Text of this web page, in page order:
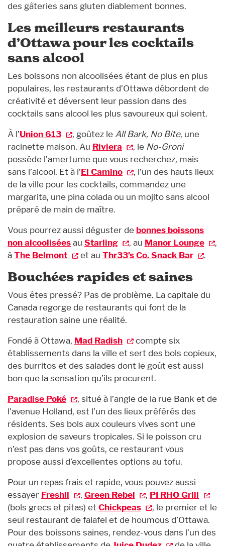
des gâteries sans gluten diablement bonnes.
Les meilleurs restaurants
d’Ottawa pour les cocktails
sans alcool
Les boissons non alcoolisées étant de plus en plus
populaires, les restaurants d’Ottawa débordent de
créativité et déversent leur passion dans des
cocktails sans alcool les plus savoureux qui soient.
À l’Union 613 , goûtez le All Bark, No Bite, une
racinette maison. Au Riviera , le No-Groni
possède l’amertume que vous recherchez, mais
sans l’alcool. Et à l’El Camino
, l’un des hauts lieux
de la ville pour les cocktails, commandez une
margarita, une pina colada ou un mojito sans alcool
préparé de main de maître.
Vous pourrez aussi déguster de bonnes boissons
non alcooliséesau Starling , au Manor Lounge
,
àThe Belmont et au Thr33’s Co. Snack Bar .
Bouchées rapides et saines
Vous êtes pressé? Pas de problème. La capitale du
Canada regorge de restaurants qui font de la
restauration saine une réalité.
Fondé à Ottawa, Mad Radish
compte six
établissements dans la ville et sert des bols copieux,
des burritos et des salades dont le goût est aussi
bon que la sensation qu’ils procurent.
Paradise Poké
, situé à l’angle de la rue Bank et de
l’avenue Holland, est l’un des lieux préférés des
résidents. Ses bols aux couleurs vives sont une
explosion de saveurs tropicales. Si le poisson cru
n’est pas dans vos goûts, ce restaurant vous
propose aussi d’excellentes options au tofu.
Pour un repas frais et rapide, vous pouvez aussi
essayer Freshii , Green Rebel , PI RHO Grill
(bols grecs et pitas) et Chickpeas
, le premier et le
seul restaurant de falafel et de houmous d’Ottawa.
Pour des boissons saines, rendez-vous dans l’un des